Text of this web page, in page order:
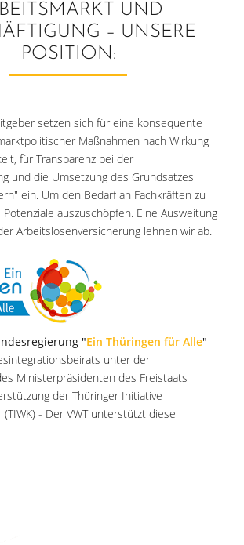
UND
– UNSERE
POSITION:
setzen sich für eine konsequente
Maßnahmen nach Wirkung
für Transparenz bei der
und die Umsetzung des Grundsatzes
ein. Um den Bedarf an Fachkräften zu
auszuschöpfen. Eine Ausweitung
Arbeitslosenversicherung lehnen wir ab.
"Ein Thüringen für Alle"
unter der
Ministerpräsidenten des Freistaats
der Thüringer Initiative
- Der VWT unterstützt diese